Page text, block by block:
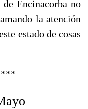
Encinacorba no
la atención
estado de cosas